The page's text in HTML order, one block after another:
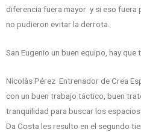
diferencia fuera mayor y si eso
no pudieron evitar la derrota.
San Eugenio un buen equipo, hay que
Nicolás Pérez Entrenador de Crea
con un buen trabajo táctico, buen
tranquilidad para buscar los
Da Costa les resulto en el segundo